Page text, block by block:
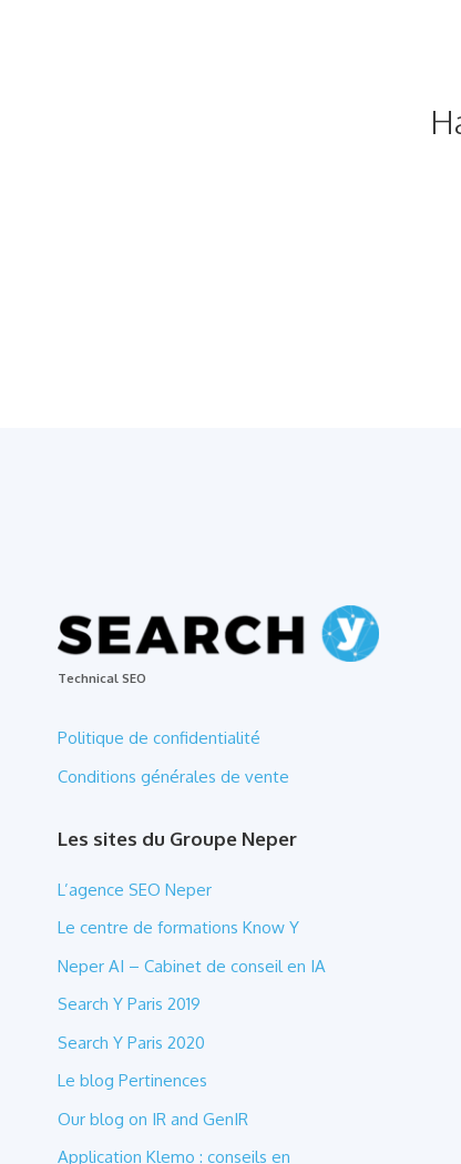
Technical SEO
Politique de confidentialité
Conditions générales de vente
Les sites du Groupe Neper
L’agence SEO Neper
Le centre de formations Know Y
Neper AI – Cabinet de conseil en IA
Search Y Paris 2019
Search Y Paris 2020
Le blog Pertinences
Our blog on IR and GenIR
Application Klemo : conseils en